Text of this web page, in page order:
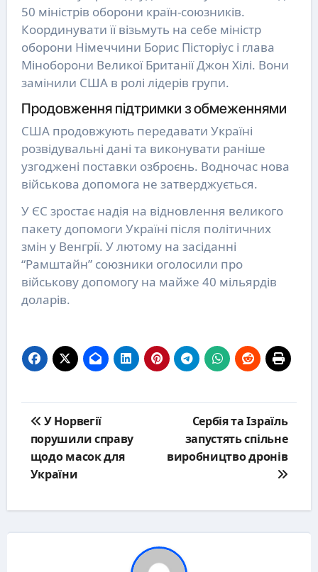
50 міністрів оборони країн-союзників.
Координувати її візьмуть на себе міністр
оборони Німеччини Борис Пісторіус і глава
Міноборони Великої Британії Джон Хілі. Вони
замінили США в ролі лідерів групи.
Продовження підтримки з обмеженнями
США продовжують передавати Україні
розвідувальні дані та виконувати раніше
узгоджені поставки озброєнь. Водночас нова
військова допомога не затверджується.
У ЄС зростає надія на відновлення великого
пакету допомоги Україні після політичних
змін у Венгрії. У лютому на засіданні
“Рамштайн” союзники оголосили про
військову допомогу на майже 40 мільярдів
доларів.
navigation
У Норвегії
порушили справу
щодо масок для
України
Сербія та Ізраїль
запустять спільне
виробництво дронів